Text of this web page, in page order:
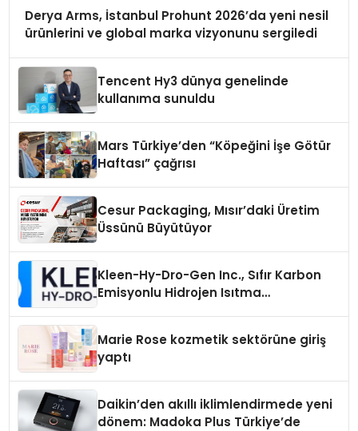
Derya Arms, İstanbul Prohunt 2026’da yeni nesil
ürünlerini ve global marka vizyonunu sergiledi
Tencent Hy3 dünya genelinde
kullanıma sunuldu
Mars Türkiye’den “Köpeğini İşe Götür
Haftası” çağrısı
Cesur Packaging, Mısır’daki Üretim
Üssünü Büyütüyor
Kleen-Hy-Dro-Gen Inc., Sıfır Karbon
Emisyonlu Hidrojen Isıtma
Marie Rose kozmetik sektörüne giriş
yaptı
Daikin’den akıllı iklimlendirmede yeni
dönem: Madoka Plus Türkiye’de